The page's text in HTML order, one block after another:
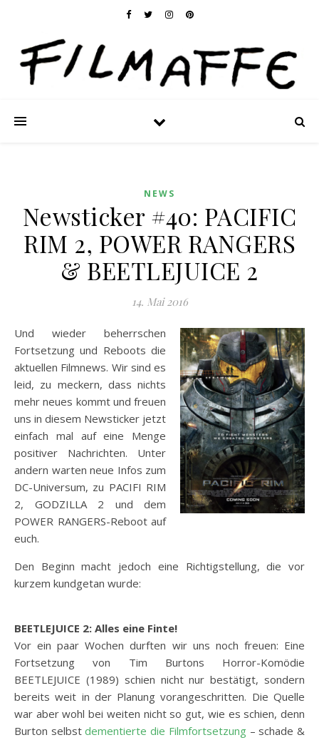
NEWS
Newsticker #40: PACIFIC
RIM 2, POWER RANGERS
& BEETLEJUICE 2
14. Mai 2016
Und wieder beherrschen
Fortsetzung und Reboots die
aktuellen Filmnews. Wir sind es
leid, zu meckern, dass nichts
mehr neues kommt und freuen
uns in diesem Newsticker jetzt
einfach mal auf eine Menge
positiver Nachrichten. Unter
andern warten neue Infos zum
DC-Universum, zu PACIFI RIM
2, GODZILLA 2 und dem
POWER RANGERS-Reboot auf
euch.
Den Beginn macht jedoch eine Richtigstellung, die vor
kurzem kundgetan wurde:
BEETLEJUICE 2: Alles eine Finte!
Vor ein paar Wochen durften wir uns noch freuen: Eine
Fortsetzung von Tim Burtons Horror-Komödie
BEETLEJUICE (1989) schien nicht nur bestätigt, sondern
bereits weit in der Planung vorangeschritten. Die Quelle
war aber wohl bei weiten nicht so gut, wie es schien, denn
Burton selbstdementierte die Filmfortsetzung– schade &